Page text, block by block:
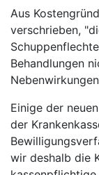
Aus
verschrieben,
Behandlungen
Einige der
der
wir deshalb die